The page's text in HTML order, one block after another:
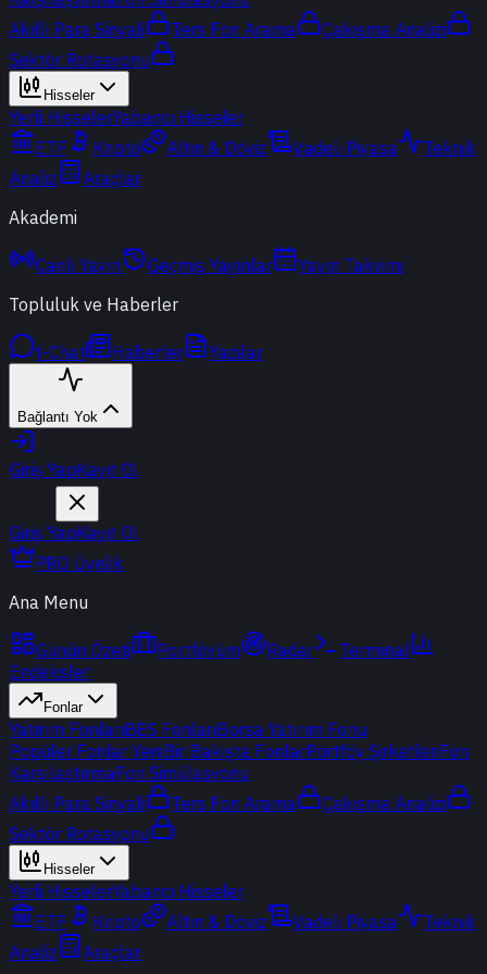
Akıllı Para Sinyali
Ters Fon Arama
Çakışma Analizi
Sektör Rotasyonu
Hisseler
Yerli HisselerYabancı Hisseler
ETF
Kripto Altın & Döviz Vadeli Piyasa
Teknik
Analiz
Araçlar
Akademi
Canlı Yayın Geçmiş Yayınlar
Yayın Takvimi
Topluluk ve Haberler
t-Chat Haberler Yazılar
Bağlantı Yok
Giriş YapKayıt Ol
Giriş YapKayıt Ol
PRO Üyelik
Ana Menu
Günün Özeti Portföyüm Radar
Terminal
Endeksler
Fonlar
Yatırım FonlarıBES FonlarıBorsa Yatırım Fonu
Popüler Fonlar YeniBir Bakışta FonlarPortföy ŞirketleriFon
KarşılaştırmaFon Simülasyonu
Akıllı Para Sinyali
Ters Fon Arama
Çakışma Analizi
Sektör Rotasyonu
Hisseler
Yerli HisselerYabancı Hisseler
ETF
Kripto Altın & Döviz Vadeli Piyasa
Teknik
Analiz
Araçlar